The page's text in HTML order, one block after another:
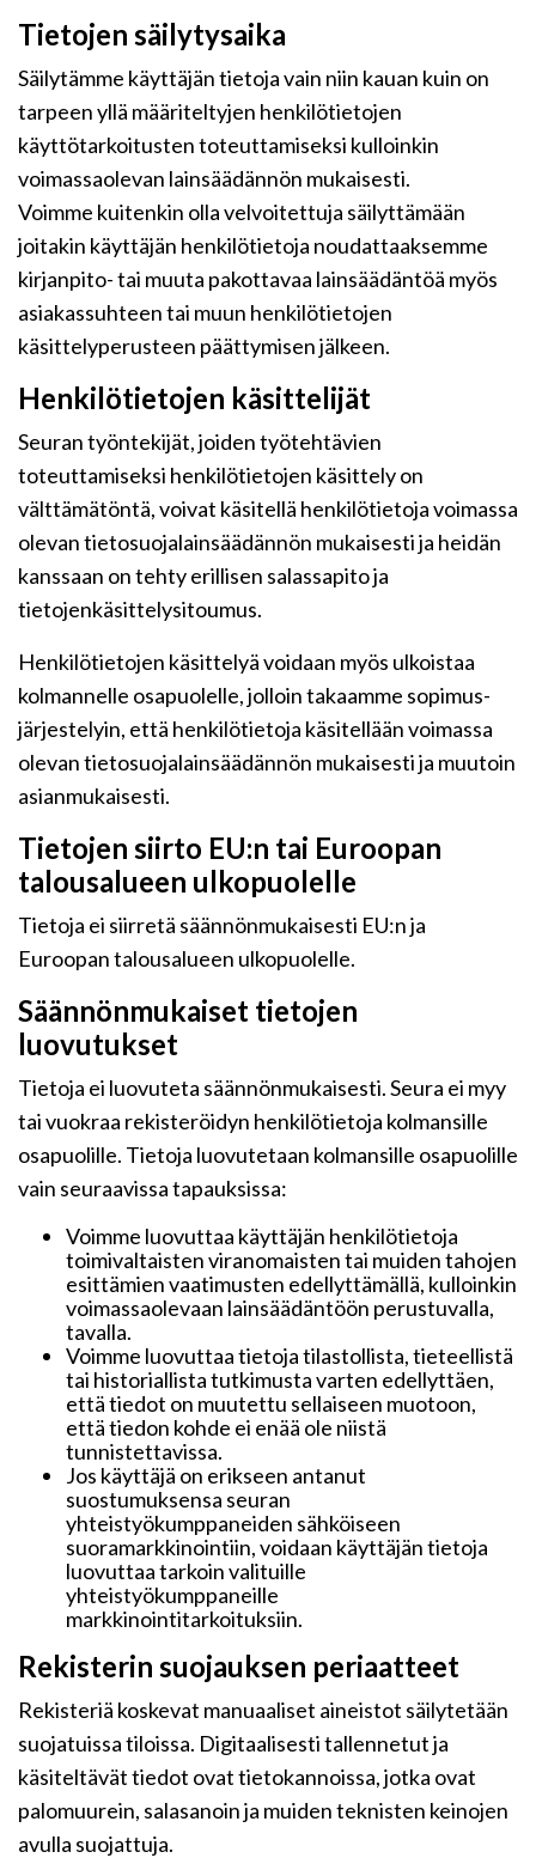
Tietojen säilytysaika
Säilytämme käyttäjän tietoja vain niin kauan kuin on
tarpeen yllä määriteltyjen henkilötietojen
käyttötarkoitusten toteuttamiseksi kulloinkin
voimassaolevan lainsäädännön mukaisesti.
Voimme kuitenkin olla velvoitettuja säilyttämään
joitakin käyttäjän henkilötietoja noudattaaksemme
kirjanpito- tai muuta pakottavaa lainsäädäntöä myös
asiakassuhteen tai muun henkilötietojen
käsittelyperusteen päättymisen jälkeen.
Henkilötietojen käsittelijät
Seuran työntekijät, joiden työtehtävien
toteuttamiseksi henkilötietojen käsittely on
välttämätöntä, voivat käsitellä henkilötietoja voimassa
olevan tietosuojalainsäädännön mukaisesti ja heidän
kanssaan on tehty erillisen salassapito ja
tietojenkäsittelysitoumus.
Henkilötietojen käsittelyä voidaan myös ulkoistaa
kolmannelle osapuolelle, jolloin takaamme sopimus-
järjestelyin, että henkilötietoja käsitellään voimassa
olevan tietosuojalainsäädännön mukaisesti ja muutoin
asianmukaisesti.
Tietojen siirto EU:n tai Euroopan
talousalueen ulkopuolelle
Tietoja ei siirretä säännönmukaisesti EU:n ja
Euroopan talousalueen ulkopuolelle.
Säännönmukaiset tietojen
luovutukset
Tietoja ei luovuteta säännönmukaisesti. Seura ei myy
tai vuokraa rekisteröidyn henkilötietoja kolmansille
osapuolille. Tietoja luovutetaan kolmansille osapuolille
vain seuraavissa tapauksissa:
Voimme luovuttaa käyttäjän henkilötietoja
toimivaltaisten viranomaisten tai muiden tahojen
esittämien vaatimusten edellyttämällä, kulloinkin
voimassaolevaan lainsäädäntöön perustuvalla,
tavalla.
Voimme luovuttaa tietoja tilastollista, tieteellistä
tai historiallista tutkimusta varten edellyttäen,
että tiedot on muutettu sellaiseen muotoon,
että tiedon kohde ei enää ole niistä
tunnistettavissa.
Jos käyttäjä on erikseen antanut
suostumuksensa seuran
yhteistyökumppaneiden sähköiseen
suoramarkkinointiin, voidaan käyttäjän tietoja
luovuttaa tarkoin valituille
yhteistyökumppaneille
markkinointitarkoituksiin.
Rekisterin suojauksen periaatteet
Rekisteriä koskevat manuaaliset aineistot säilytetään
suojatuissa tiloissa. Digitaalisesti tallennetut ja
käsiteltävät tiedot ovat tietokannoissa, jotka ovat
palomuurein, salasanoin ja muiden teknisten keinojen
avulla suojattuja.